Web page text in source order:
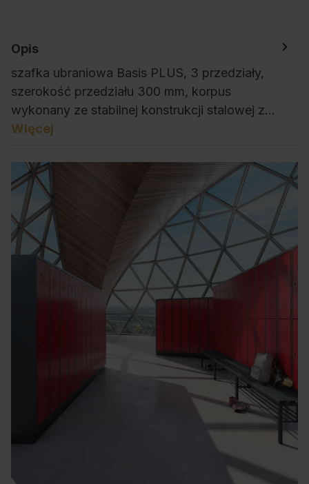
Opis
szafka ubraniowa Basis PLUS, 3 przedziały,
szerokość przedziału 300 mm, korpus
wykonany ze stabilnej konstrukcji stalowej z…
Więcej